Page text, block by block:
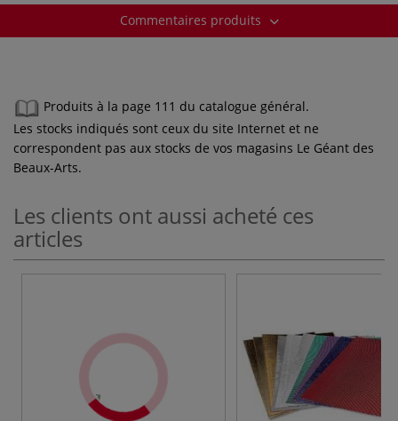
Commentaires produits
Produits à la page 111 du catalogue général.
Les stocks indiqués sont ceux du site Internet et ne
correspondent pas aux stocks de vos magasins Le Géant des
Beaux-Arts.
Les clients ont aussi acheté ces
articles